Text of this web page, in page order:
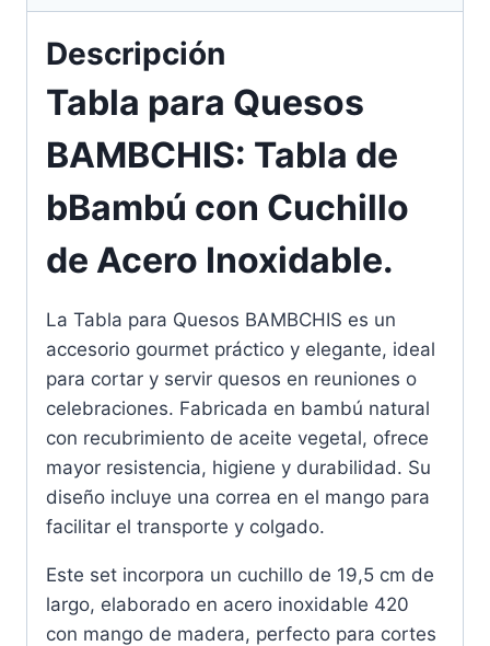
Descripción
Tabla para Quesos
BAMBCHIS: Tabla de
bBambú con Cuchillo
de Acero Inoxidable.
La Tabla para Quesos BAMBCHIS es un
accesorio gourmet práctico y elegante, ideal
para cortar y servir quesos en reuniones o
celebraciones. Fabricada en bambú natural
con recubrimiento de aceite vegetal, ofrece
mayor resistencia, higiene y durabilidad. Su
diseño incluye una correa en el mango para
facilitar el transporte y colgado.
Este set incorpora un cuchillo de 19,5 cm de
largo, elaborado en acero inoxidable 420
con mango de madera, perfecto para cortes